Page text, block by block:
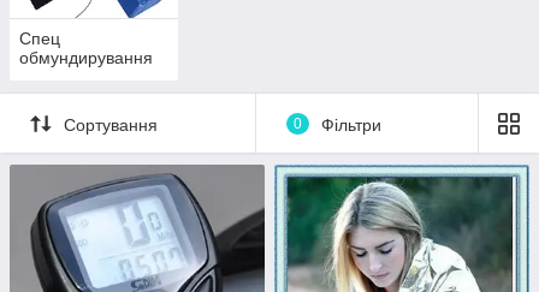
Спец
обмундирування
Сортування 0 Фільтри